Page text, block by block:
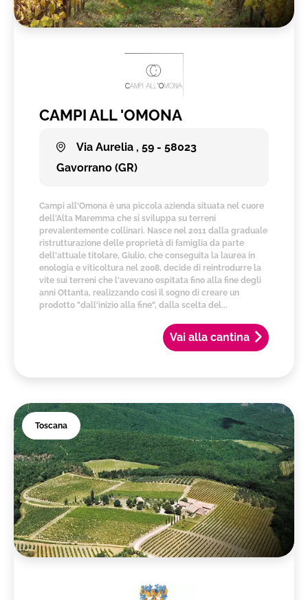
CAMPI ALL 'OMONA
Via Aurelia , 59 - 58023
Gavorrano (GR)
Vai alla cantina
Campi all'Omona è una piccola azienda situata nel cuore
dell'Alta Maremma che si sviluppa su terreni
prevalentemente collinari. Nasce nel 2011 dalla graduale
ristrutturazione delle proprietà di famiglia da parte
dell'attuale titolare, Giulio, che conseguita la laurea in
enologia e viticoltura nel 2008, decide di reintrodurre la
vite sui terreni che l'avevano ospitata fino alla fine degli
anni Ottanta, realizzando così il sogno di creare un
prodotto "dall'inizio alla fine", dalla scelta del...
Toscana